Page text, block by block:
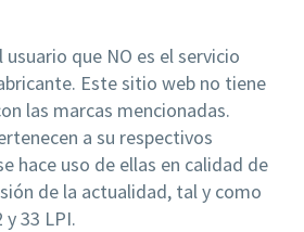
que NO es el servicio
Este sitio web no tiene
las marcas mencionadas.
a su respectivos
hace uso de ellas en calidad de
de la actualidad, tal y como
33 LPI.